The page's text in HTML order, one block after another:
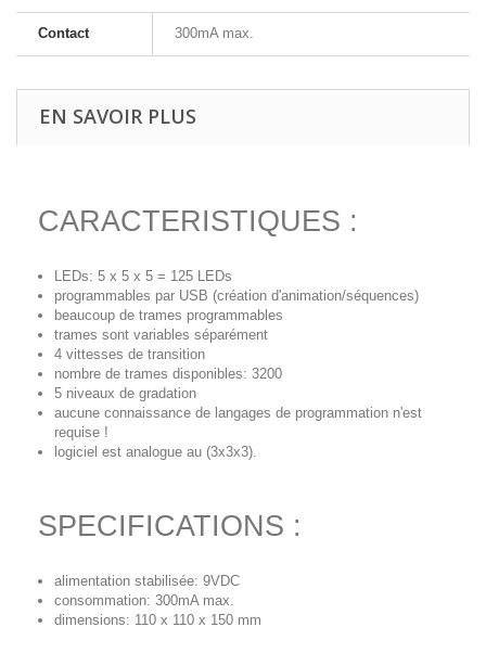
Contact 300mA max.
EN SAVOIR PLUS
CARACTERISTIQUES :
LEDs: 5 x 5 x 5 = 125 LEDs
programmables par USB (création d'animation/séquences)
beaucoup de trames programmables
trames sont variables séparément
4 vittesses de transition
nombre de trames disponibles: 3200
5 niveaux de gradation
aucune connaissance de langages de programmation n'est
requise !
logiciel est analogue au (3x3x3).
SPECIFICATIONS :
alimentation stabilisée: 9VDC
consommation: 300mA max.
dimensions: 110 x 110 x 150 mm